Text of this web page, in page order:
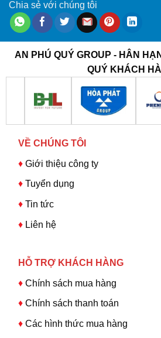
Chia sẻ với chúng tôi
AN PHÚ QUÝ GROUP - HÂN
QUÝ KHÁCH
VỀ CHÚNG TÔI
♦ Giới thiệu công ty
♦Tuyển dụng
♦ Tin tức
♦ Liên hệ
HỖ TRỢ KHÁCH HÀNG
♦Chính sách mua hàng
♦ Chính sách thanh toán
♦ Các hình thức mua hàng